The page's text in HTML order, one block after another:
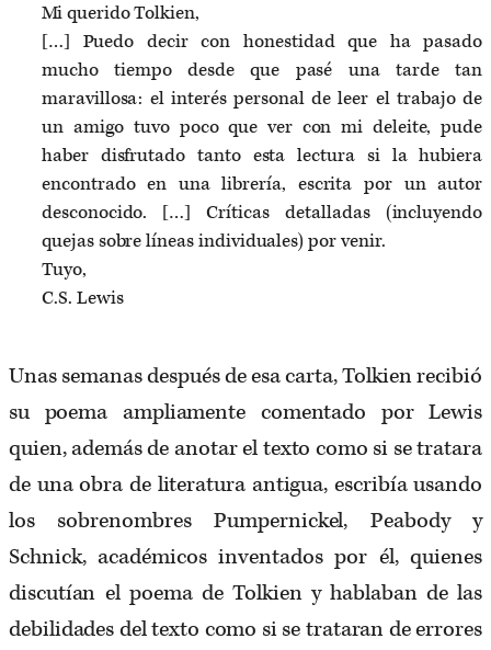
Mi querido Tolkien,
[…] Puedo decir con honestidad que ha pasado
mucho tiempo desde que pasé una tarde tan
maravillosa: el interés personal de leer el trabajo de
un amigo tuvo poco que ver con mi deleite, pude
haber disfrutado tanto esta lectura si la hubiera
encontrado en una librería, escrita por un autor
desconocido. […] Críticas detalladas (incluyendo
quejas sobre líneas individuales) por venir.
Tuyo,
C.S. Lewis
Unas semanas después de esa carta, Tolkien recibió
su poema ampliamente comentado por Lewis
quien, además de anotar el texto como si se tratara
de una obra de literatura antigua, escribía usando
los sobrenombres Pumpernickel, Peabody y
Schnick, académicos inventados por él, quienes
discutían el poema de Tolkien y hablaban de las
debilidades del texto como si se trataran de errores